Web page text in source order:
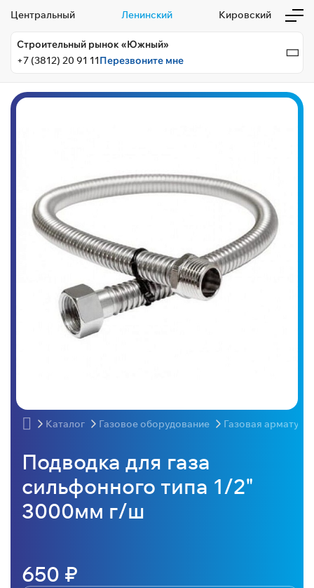
Центральный Ленинский Кировский
Строительный рынок «Южный»
+7 (3812) 20 91 11Перезвоните мне
Каталог Газовое оборудование Газовая арматура
Подводка для газа
сильфонного типа 1/2"
3000мм г/ш
650 ₽